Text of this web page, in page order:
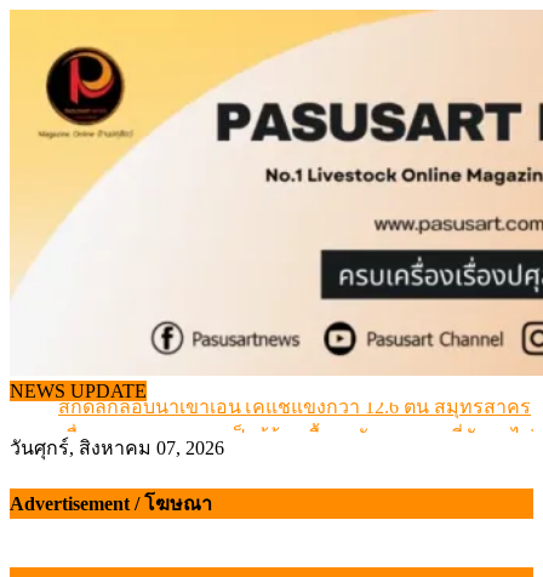
content
NEWS UPDATE
สกัดลักลอบนำเข้าเอ็นโคแช่แข็งกว่า 12.6 ตัน สมุทรสาคร
เมื่อเกษตรกรถูกมองเป็นผู้ร้ายเบื้องหลังราคาหมูที่สังคมไม่
ข้อมูลราคา สุกรมีชีวิตหน้าฟาร์ม พระที่ 6 สิงหาคม 2569
วันศุกร์, สิงหาคม 07, 2026
Advertisement / โฆษณา